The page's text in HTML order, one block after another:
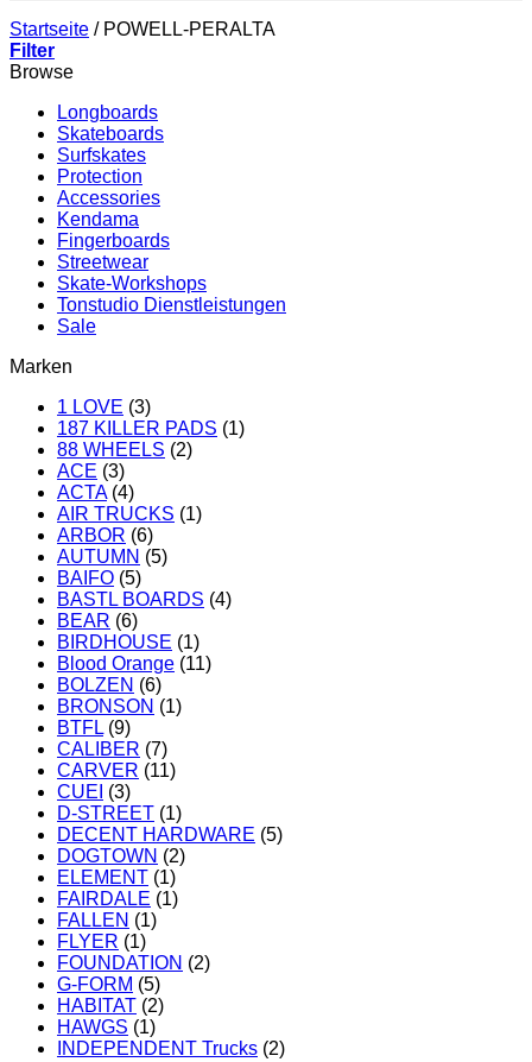
Startseite /POWELL-PERALTA
Filter
Browse
Longboards
Skateboards
Surfskates
Protection
Accessories
Kendama
Fingerboards
Streetwear
Skate-Workshops
Tonstudio Dienstleistungen
Sale
Marken
1 LOVE (3)
187 KILLER PADS (1)
88 WHEELS (2)
ACE (3)
ACTA (4)
AIR TRUCKS (1)
ARBOR (6)
AUTUMN (5)
BAIFO (5)
BASTL BOARDS (4)
BEAR (6)
BIRDHOUSE (1)
Blood Orange (11)
BOLZEN (6)
BRONSON (1)
BTFL (9)
CALIBER (7)
CARVER (11)
CUEI (3)
D-STREET (1)
DECENT HARDWARE (5)
DOGTOWN (2)
ELEMENT (1)
FAIRDALE (1)
FALLEN (1)
FLYER (1)
FOUNDATION (2)
G-FORM (5)
HABITAT (2)
HAWGS (1)
INDEPENDENT Trucks (2)